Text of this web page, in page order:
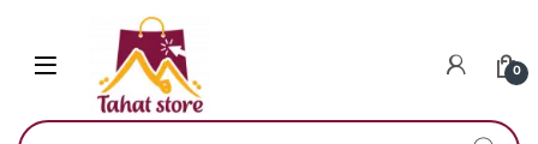
0
Recherche pour :